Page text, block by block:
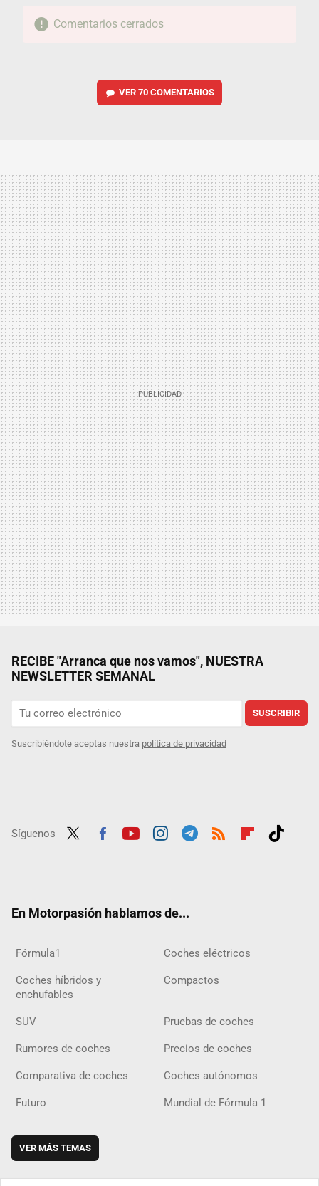
Comentarios cerrados
VER 70 COMENTARIOS
RECIBE "Arranca que nos vamos", NUESTRA
NEWSLETTER SEMANAL
SUSCRIBIR
Suscribiéndote aceptas nuestra política de privacidad
Síguenos
En Motorpasión hablamos de...
Fórmula1 Coches eléctricos
Coches híbridos y
enchufables
Compactos
SUV Pruebas de coches
Rumores de coches Precios de coches
Comparativa de coches Coches autónomos
Futuro Mundial de Fórmula 1
VER MÁS TEMAS